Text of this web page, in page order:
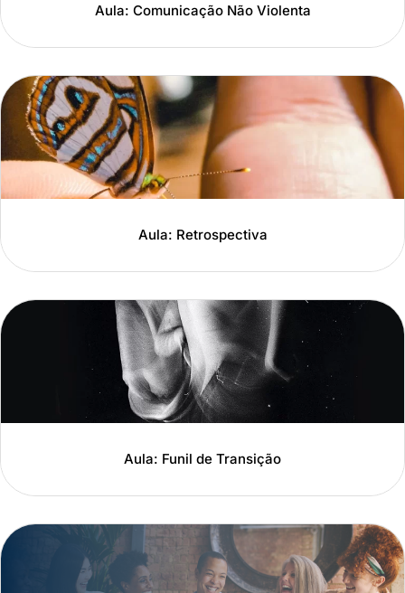
Aula: Comunicação Não Violenta
Aula: Retrospectiva
Aula: Funil de Transição